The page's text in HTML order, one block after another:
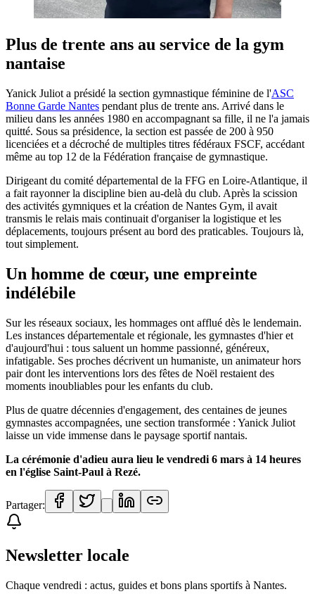
Plus de trente ans au service de la gym
nantaise
Yanick Juliot a présidé la section gymnastique féminine de l'ASC
Bonne Garde Nantes pendant plus de trente ans. Arrivé dans le
milieu dans les années 1980 en accompagnant sa fille, il ne l'a jamais
quitté. Sous sa présidence, la section est passée de 200 à 950
licenciées et a décroché de multiples titres fédéraux FSCF, accédant
même au top 12 de la Fédération française de gymnastique.
Dirigeant du comité départemental de la FFG en Loire-Atlantique, il
a fait rayonner la discipline bien au-delà du club. Après la scission
des activités gymniques et la création de Nantes Gym, il avait
transmis le relais mais continuait d'organiser la logistique et les
déplacements, toujours présent au bord des praticables. Toujours là,
tout simplement.
Un homme de cœur, une empreinte
indélébile
Sur les réseaux sociaux, les hommages ont afflué dès le lendemain.
Les instances départementale et régionale, les gymnastes d'hier et
d'aujourd'hui : tous saluent un homme passionné, généreux,
infatigable. Ses proches décrivent un humaniste, un animateur hors
pair dont les interventions lors des fêtes de Noël restaient des
moments inoubliables pour les enfants du club.
Plus de quatre décennies d'engagement, des centaines de jeunes
gymnastes accompagnées, une section transformée : Yanick Juliot
laisse un vide immense dans le paysage sportif nantais.
La cérémonie d'adieu aura lieu le vendredi 6 mars à 14 heures
en l'église Saint-Paul à Rezé.
Partager:
Newsletter locale
Chaque vendredi : actus, guides et bons plans sportifs à Nantes.